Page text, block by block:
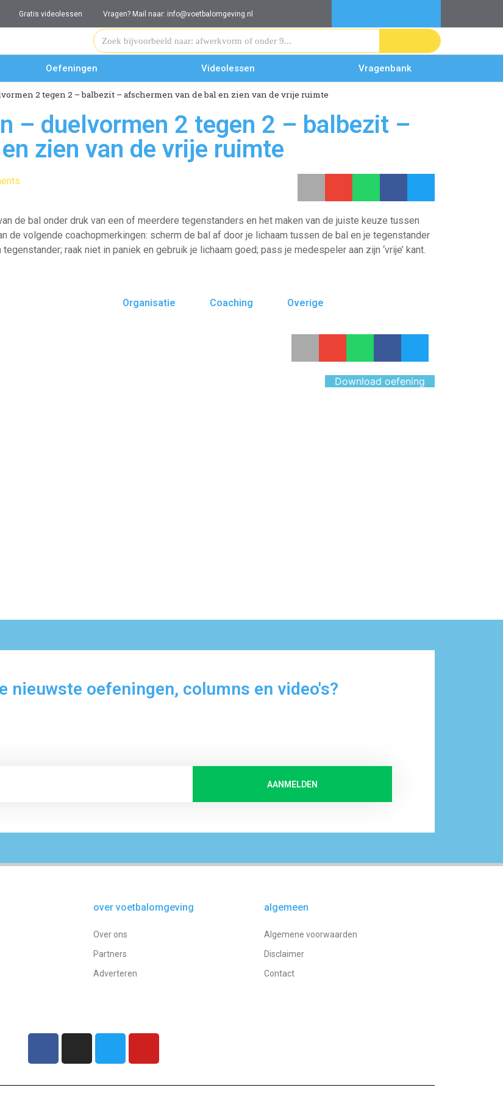
Gratis videolessen Vragen? Mail naar: info@voetbalomgeving.nl
Oefeningen Videolessen Vragenbank
2 tegen 2 – balbezit – afschermen van de bal en zien van de vrije ruimte
– duelvormen 2 tegen 2 – balbezit –
zien van de vrije ruimte
de bal onder druk van een of meerdere tegenstanders en het maken van de juiste keuze tussen
de volgende coachopmerkingen: scherm de bal af door je lichaam tussen de bal en je tegenstander
raak niet in paniek en gebruik je lichaam goed; pass je medespeler aan zijn ‘vrije’ kant.
Organisatie Coaching Overige
Download oefening
nieuwste oefeningen, columns en video's?
AANMELDEN
over voetbalomgeving
Over ons
Partners
Adverteren
algemeen
Algemene voorwaarden
Disclaimer
Contact